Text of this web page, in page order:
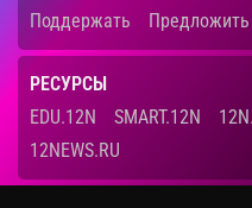
Поддержать
РЕСУРСЫ
EDU.12N
SMART.12N
12NEWS.RU